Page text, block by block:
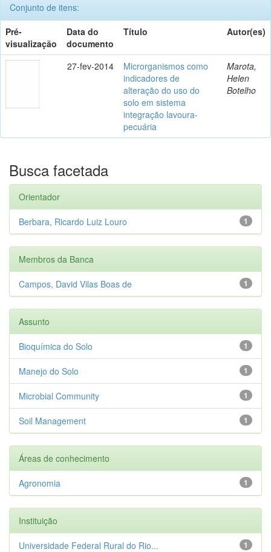
Conjunto de itens:
Pré-
visualização
Data do
documento
Título Autor(es)
27-fev-2014
Microrganismos como
indicadores de
alteração do uso do
solo em sistema
integração lavoura-
pecuária
Marota,
Helen
Botelho
Busca facetada
Orientador
1
Berbara, Ricardo Luiz Louro
Membros da Banca
1
Campos, David Vilas Boas de
Assunto
1
Bioquímica do Solo
1
Manejo do Solo
1
Microbial Community
1
Soil Management
Áreas de conhecimento
1
Agronomia
Instituição
1
Universidade Federal Rural do Rio...